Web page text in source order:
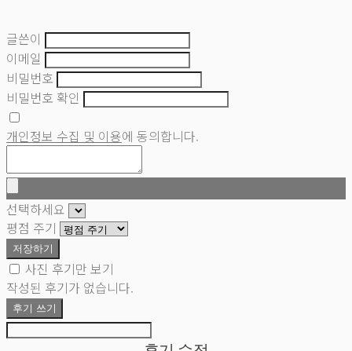
글쓴이
이메일
비밀번호
비밀번호 확인
개인정보 수집 및 이용에 동의합니다.
선택하세요
평점 주기
저장하기
사진 후기만 보기
작성된 후기가 없습니다.
후기 쓰기